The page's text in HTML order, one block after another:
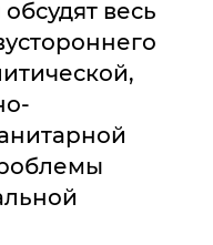
весь